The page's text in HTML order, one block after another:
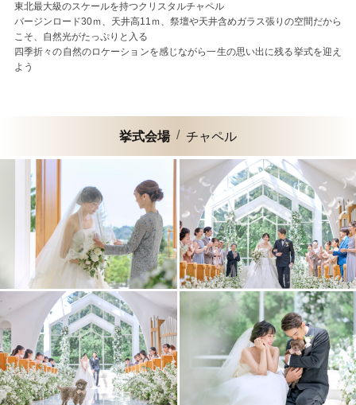
東北最大級のスケールを持つクリスタルチャペル
バージンロード30ｍ、天井高11ｍ、祭壇や天井含めガラス張りの空間だから
こそ、自然光がたっぷりと入る
四季折々の自然のロケーションを感じながら一生の思い出に残る挙式を迎え
よう
挙式会場 チャペル